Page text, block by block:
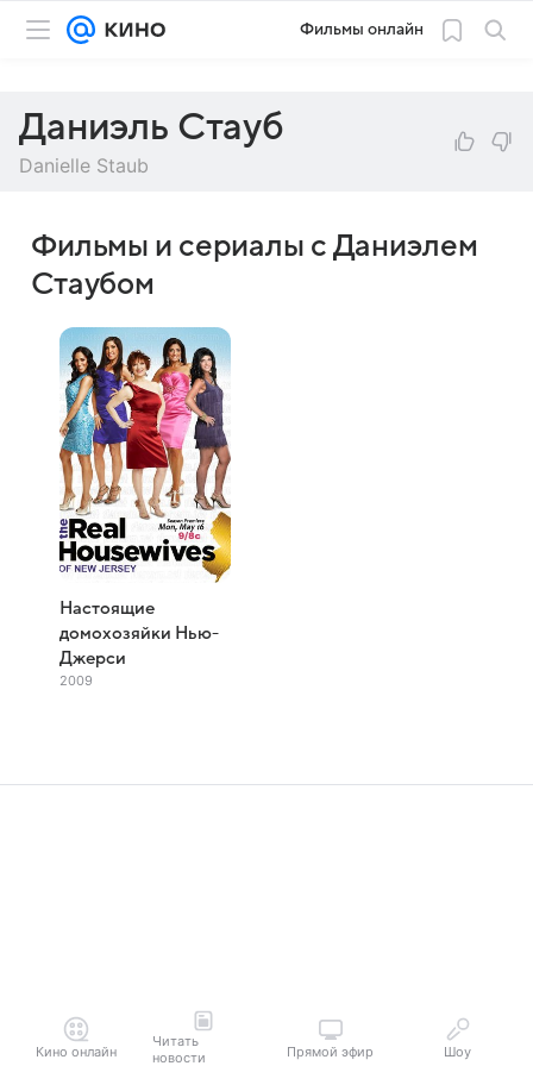
Фильмы онлайн
Даниэль Стауб
Danielle Staub
Фильмы и сериалы с Даниэлем
Стаубом
Настоящие
домохозяйки Нью-
Джерси
2009
Кино онлайн
Читать
новости
Прямой эфир Шоу